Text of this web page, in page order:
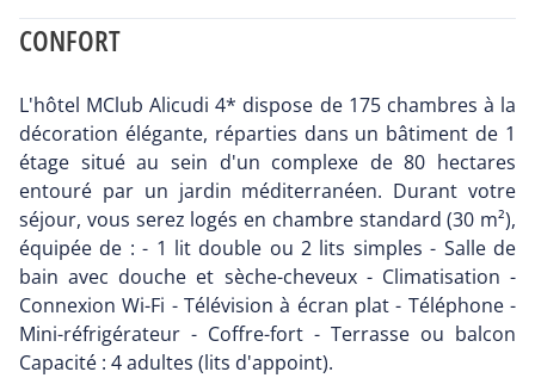
CONFORT
L'hôtel MClub Alicudi 4* dispose de 175 chambres à la
décoration élégante, réparties dans un bâtiment de 1
étage situé au sein d'un complexe de 80 hectares
entouré par un jardin méditerranéen. Durant votre
séjour, vous serez logés en chambre standard (30 m²),
équipée de : - 1 lit double ou 2 lits simples - Salle de
bain avec douche et sèche-cheveux - Climatisation -
Connexion Wi-Fi - Télévision à écran plat - Téléphone -
Mini-réfrigérateur - Coffre-fort - Terrasse ou balcon
Capacité : 4 adultes (lits d'appoint).